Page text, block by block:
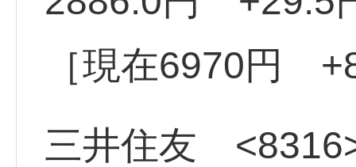
［現在6970円
三井住友